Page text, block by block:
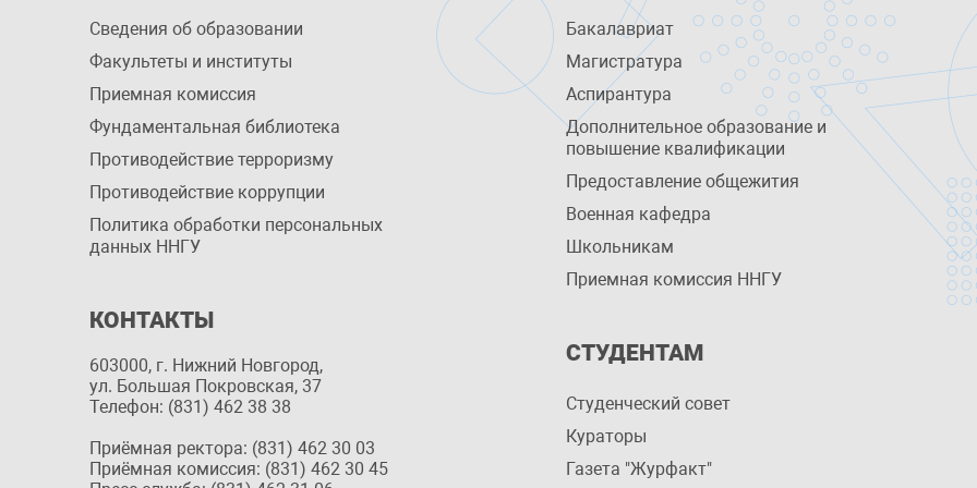
Сведения об образовании
Факультеты и институты
Приемная комиссия
Фундаментальная библиотека
Противодействие терроризму
Противодействие коррупции
Политика обработки персональных
данных ННГУ
КОНТАКТЫ
603000, г. Нижний Новгород,
ул. Большая Покровская, 37
Телефон: (831) 462 38 38
Приёмная ректора: (831) 462 30 03
Приёмная комиссия: (831) 462 30 45
Бакалавриат
Магистратура
Аспирантура
Дополнительное образование и
повышение квалификации
Предоставление общежития
Военная кафедра
Школьникам
Приемная комиссия ННГУ
СТУДЕНТАМ
Студенческий совет
Кураторы
Газета "Журфакт"